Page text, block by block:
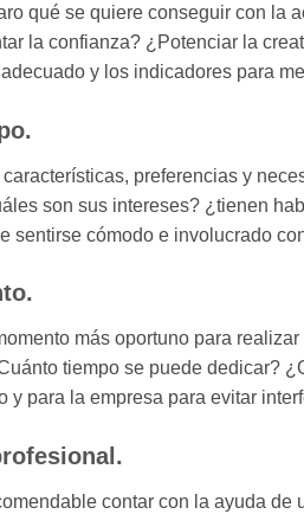
qué se quiere conseguir con la
la confianza? ¿Potenciar la
y los indicadores para
preferencias y
son sus intereses? ¿tienen
sentirse cómodo e involucrado
.
más oportuno para
tiempo se puede dedicar?
y para la empresa para evitar
.
contar con la ayuda